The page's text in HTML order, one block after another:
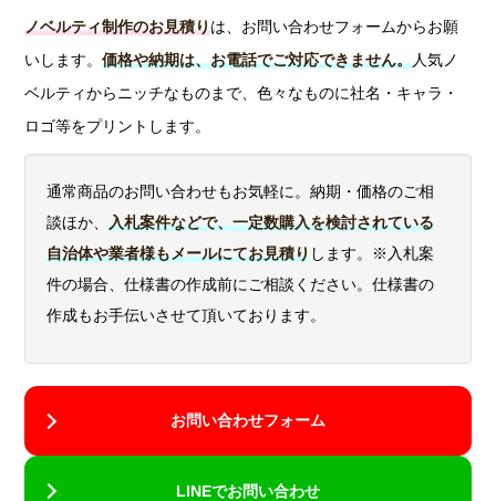
ノベルティ制作のお見積りは、お問い合わせフォームからお願
いします。価格や納期は、お電話でご対応できません。人気ノ
ベルティからニッチなものまで、色々なものに社名・キャラ・
ロゴ等をプリントします。
通常商品のお問い合わせもお気軽に。納期・価格のご相
談ほか、入札案件などで、一定数購入を検討されている
自治体や業者様もメールにてお見積りします。※入札案
件の場合、仕様書の作成前にご相談ください。仕様書の
作成もお手伝いさせて頂いております。
お問い合わせフォーム
LINEでお問い合わせ